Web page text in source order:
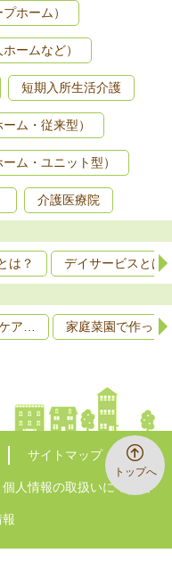
トップへ
ホーム）
ームなど）
短期入所生活介護
ム・従来型）
ム・ユニット型）
介護医療院
は？ デイサービスとは
ア… 家庭菜園で作っ
サイトマップ
個人情報の取扱いについて